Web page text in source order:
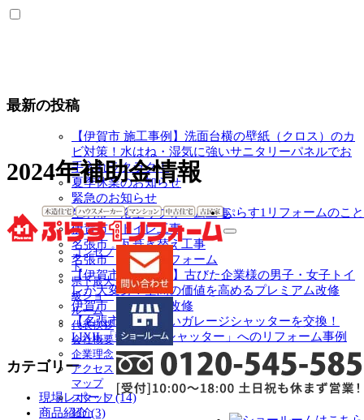
2024年補助金情報
ぷらす1リフォームのこと
サ
メ
ニ
ュ
を
展
開
コンセプ
ト
県下最大
級ショー
ルーム
代表挨拶
会社概要
企業理念
アクセス
マップ
スタッフ
紹介
最新の投稿
【伊賀市 施工事例】洗面台横の壁紙（クロス）のカ
ビ対策！水はね・湿気に強いサニタリーパネルでお
手入れラクラク！
夏季休業のお知らせ
緊急のお知らせ
生駒市 浴室リフォーム工事
伊賀市 トイレ工事
名張市 瓦葺き替え工事
名張市 トイレリフォーム
【伊賀市 施工事例】古びた企業様の男子・女子トイ
レが大変身！空間の価値を高めるプレミアム改修
伊賀市 キッチン改修
【名張市】動かないガレージシャッターを交換！
LIXIL「軽量電動シャッター」へのリフォーム事例
カテゴリー
現場レポート (14)
商品紹介 (3)